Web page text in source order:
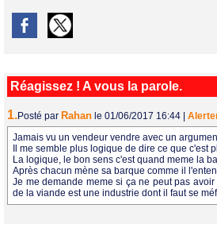
Réagissez ! A vous la parole.
1.Posté par Rahan le 01/06/2017 16:44
Jamais vu un vendeur vendre avec un
Il me semble plus logique de dire ce que c'est
La logique, le bon sens c'est quand meme la
Après chacun mène sa barque comme il
Je me demande meme si ça ne peut pas
de la viande est une industrie dont il faut se